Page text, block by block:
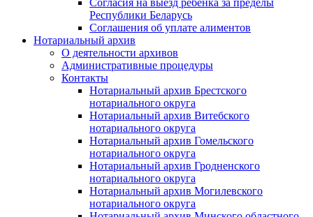
Согласия на выезд ребенка за пределы
Республики Беларусь
Соглашения об уплате алиментов
Нотариальный архив
О деятельности архивов
Административные процедуры
Контакты
Нотариальный архив Брестского
нотариального округа
Нотариальный архив Витебского
нотариального округа
Нотариальный архив Гомельского
нотариального округа
Нотариальный архив Гродненского
нотариального округа
Нотариальный архив Могилевского
нотариального округа